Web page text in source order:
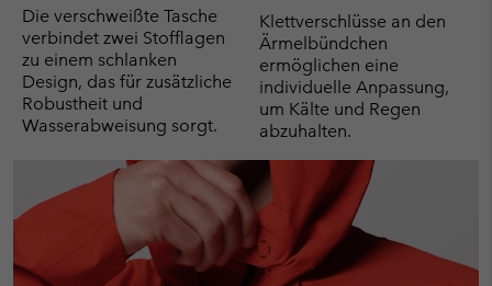
Die verschweißte Tasche
verbindet zwei Stofflagen
zu einem schlanken
Design, das für zusätzliche
Robustheit und
Wasserabweisung sorgt.
Klettverschlüsse an den
Ärmelbündchen
ermöglichen eine
individuelle Anpassung,
um Kälte und Regen
abzuhalten.